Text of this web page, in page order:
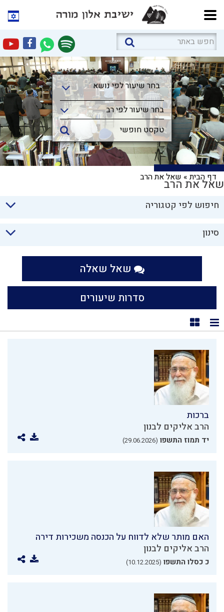
בחר שיעור לפי נושא
בחר שיעור לפי נושא
בחר שיעור לפי רב
דף הבית» שאל את הרבשאל את הרב
חיפוש לפי קטגוריה
סינון
שאל שאלה
סדרות שיעורים
תצוגת רשימה
תצוגת קוביות
ברכות
הרב אליקים לבנון
יד תמוז התשפו (29.06.2026)
האם מותר שלא לדווח על הכנסה משכירות דירה
הרב אליקים לבנון
כ כסלו התשפו (10.12.2025)